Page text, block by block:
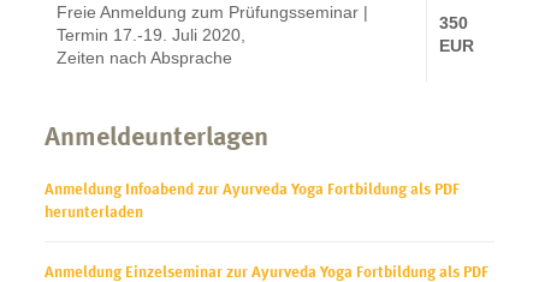
Freie Anmeldung zum Prüfungsseminar |
Termin 17.-19. Juli 2020,
Zeiten nach Absprache
350
EUR
Anmeldeunterlagen
Anmeldung Infoabend zur Ayurveda Yoga Fortbildung als PDF
herunterladen
Anmeldung Einzelseminar zur Ayurveda Yoga Fortbildung als PDF